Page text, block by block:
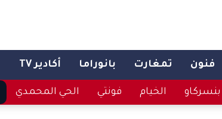
فنون تمغارت بانوراما أكادير TV
بنسركاو الخيام فونتي الحي المحمدي